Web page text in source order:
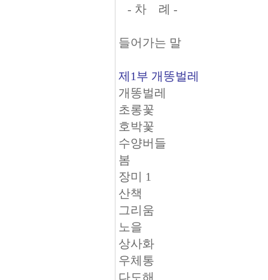
- 차 례 -
들어가는 말
제1부 개똥벌레
개똥벌레
초롱꽃
호박꽃
수양버들
봄
장미 1
산책
그리움
노을
상사화
우체통
다도해